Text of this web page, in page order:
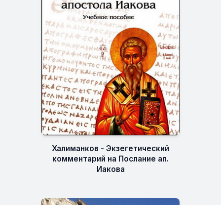
Халиманков - Экзегетический
комментарий на Послание ап.
Иакова